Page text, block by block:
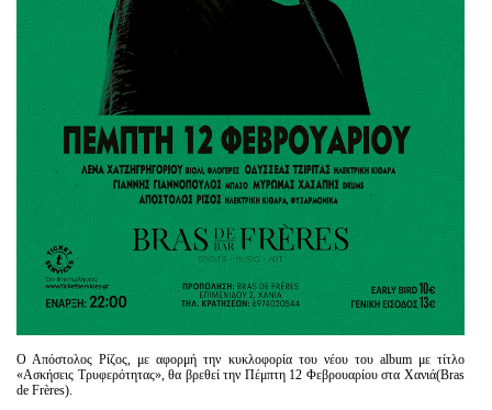
Ο Απόστολος Ρίζος, με αφορμή την κυκλοφορία του νέου του album με τίτλο
«Ασκήσεις Τρυφερότητας», θα βρεθεί την Πέμπτη 12 Φεβρουαρίου στα Χανιά(Bras
de Frères).